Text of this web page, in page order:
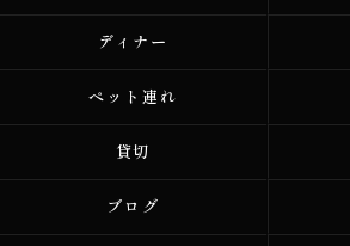
ディナー
ペット連れ
貸切
ブログ